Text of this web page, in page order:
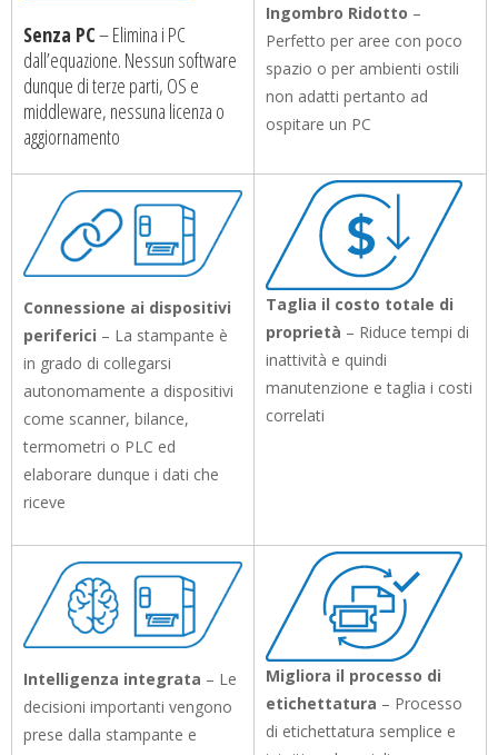
Senza PC– Elimina i PC
dall’equazione. Nessun software
dunque di terze parti, OS e
middleware, nessuna licenza o
aggiornamento
Ingombro Ridotto –
Perfetto per aree con poco
spazio o per ambienti ostili
non adatti pertanto ad
ospitare un PC
Connessione ai dispositivi
periferici – La stampante è
in grado di collegarsi
autonomamente a dispositivi
come scanner, bilance,
termometri o PLC ed
elaborare dunque i dati che
riceve
Taglia il costo totale di
proprietà – Riduce tempi di
inattività e quindi
manutenzione e taglia i costi
correlati
Intelligenza integrata – Le
decisioni importanti vengono
prese dalla stampante e
Migliora il processo di
etichettatura – Processo
di etichettatura semplice e